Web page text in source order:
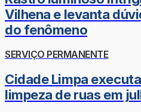
Vilhena e levanta
do fenômeno
SERVIÇO PERMANENTE
Cidade Limpa
limpeza de ruas em